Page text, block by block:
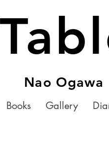
Nao
Books Gallery